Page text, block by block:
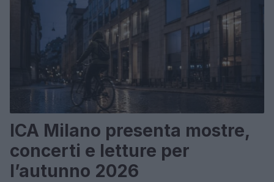
ICA Milano presenta mostre,
concerti e letture per
l’autunno 2026